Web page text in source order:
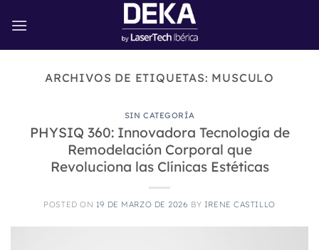
ARCHIVOS DE ETIQUETAS: MUSCULO
SIN CATEGORÍA
PHYSIQ 360: Innovadora Tecnología de
Remodelación Corporal que
Revoluciona las Clínicas Estéticas
POSTED ON 19 DE MARZO DE 2026 BY IRENE CASTILLO